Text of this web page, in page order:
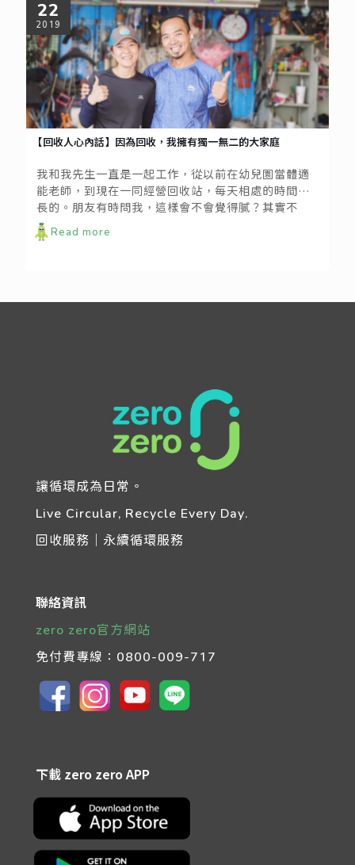
向去，就能盡到循環再生。
22
2019
【回收人心內話】因為回收，我擁有獨一無二的大家庭
我和我先生一直是一起工作，從以前在幼兒園當體適
能老師，到現在一同經營回收站，每天相處的時間滿
長的。朋友有時問我，這樣會不會覺得膩？其實不
會，他就像個「大小孩」，腦中總有源源不絕的新鮮
想法；尤其在回收站工作，要接待形形色色的客戶，
Read more
讓循環成為日常。
Live Circular, Recycle Every Day.
回收服務｜永續循環服務
聯絡資訊
zero zero官方網站
免付費專線： 0800-009-717
下載 zero zero APP